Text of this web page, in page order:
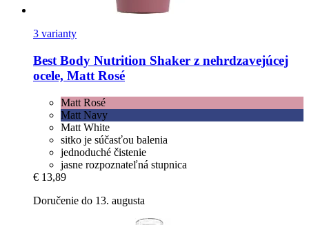
3 varianty
Best Body Nutrition Shaker z nehrdzavejúcej
ocele, Matt Rosé
Matt Rosé
Matt Navy
Matt White
sitko je súčasťou balenia
jednoduché čistenie
jasne rozpoznateľná stupnica
€ 13,89
Doručenie do 13. augusta